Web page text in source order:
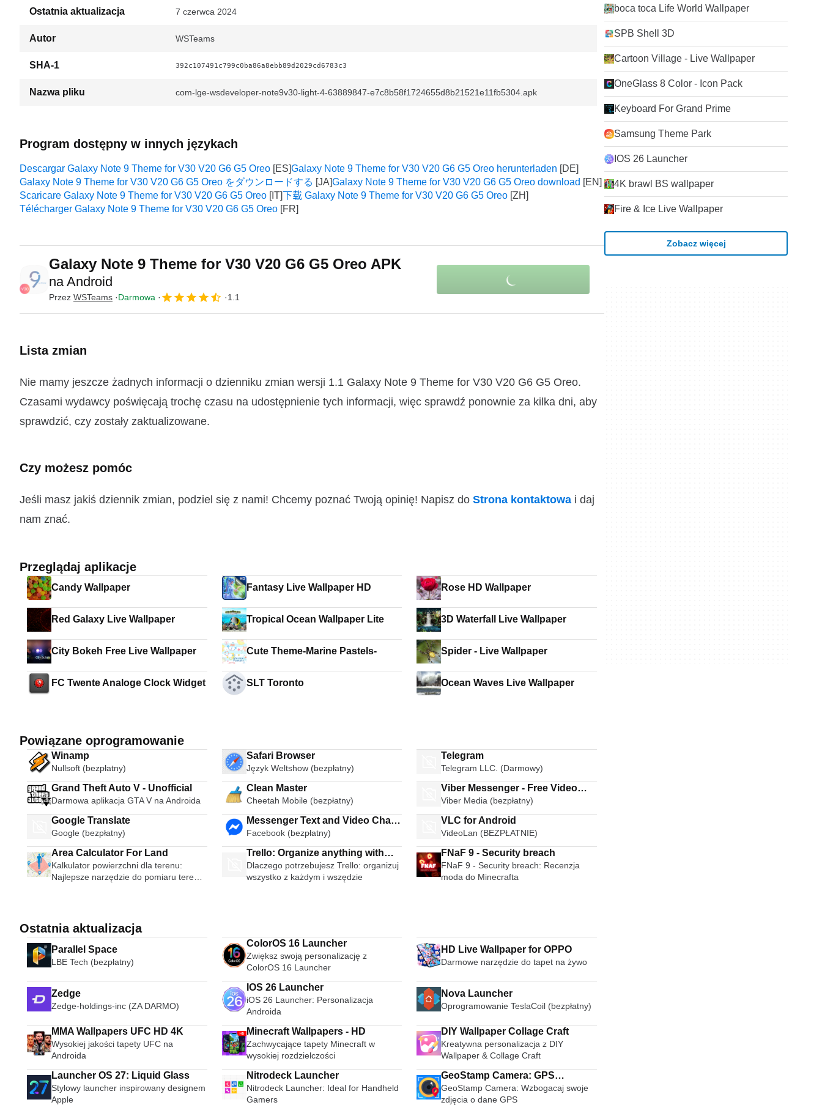
Ostatnia aktualizacja 7 czerwca 2024
Autor WSTeams
SHA-1 392c107491c799c0ba86a8ebb89d2029cd6783c3
Nazwa pliku com-lge-wsdeveloper-note9v30-light-4-63889847-e7c8b58f1724655d8b21521e11fb5304.apk
Program dostępny w innych językach
Descargar Galaxy Note 9 Theme for V30 V20 G6 G5 Oreo
Galaxy Note 9 Theme for V30 V20 G6 G5 Oreo herunterladen
Galaxy Note 9 Theme for V30 V20 G6 G5 Oreo をダウンロードする
Galaxy Note 9 Theme for V30 V20 G6 G5 Oreo download
Scaricare Galaxy Note 9 Theme for V30 V20 G6 G5 Oreo
下载 Galaxy Note 9 Theme for V30 V20 G6 G5 Oreo
Télécharger Galaxy Note 9 Theme for V30 V20 G6 G5 Oreo
Galaxy Note 9 Theme for V30 V20 G6 G5 Oreo APK
na Android
Przez WSTeams Darmowa 1.1
Lista zmian
Nie mamy jeszcze żadnych informacji o dzienniku zmian wersji 1.1 Galaxy Note 9 Theme for V30 V20 G6 G5 Oreo.
Czasami wydawcy poświęcają trochę czasu na udostępnienie tych informacji, więc sprawdź ponownie za kilka dni, aby
sprawdzić, czy zostały zaktualizowane.
Czy możesz pomóc
Jeśli masz jakiś dziennik zmian, podziel się z nami! Chcemy poznać Twoją opinię! Napisz do Strona kontaktowa i daj
nam znać.
Przeglądaj aplikacje
Candy Wallpaper Fantasy Live Wallpaper HD Rose HD Wallpaper
Red Galaxy Live Wallpaper Tropical Ocean Wallpaper Lite 3D Waterfall Live Wallpaper
City Bokeh Free Live Wallpaper Cute Theme-Marine Pastels- Spider - Live Wallpaper
FC Twente Analoge Clock Widget SLT Toronto Ocean Waves Live Wallpaper
Powiązane oprogramowanie
Winamp
Nullsoft (bezpłatny)
Safari Browser
Język Weltshow (bezpłatny)
Telegram
Telegram LLC. (Darmowy)
Grand Theft Auto V - Unofficial
Darmowa aplikacja GTA V na Androida
Clean Master
Cheetah Mobile (bezpłatny)
Viber Messenger - Free Video
Calls Group Chats
Viber Media (bezpłatny)
Google Translate
Google (bezpłatny)
Messenger Text and Video Chat
for Free
Facebook (bezpłatny)
VLC for Android
VideoLan (BEZPŁATNIE)
Area Calculator For Land
Kalkulator powierzchni dla terenu:
Najlepsze narzędzie do pomiaru terenu
Trello: Organize anything with
anyone anywhere
Dlaczego potrzebujesz Trello: organizuj
wszystko z każdym i wszędzie
FNaF 9 - Security breach
FNaF 9 - Security breach: Recenzja
moda do Minecrafta
Ostatnia aktualizacja
Parallel Space
LBE Tech (bezpłatny)
ColorOS 16 Launcher
Zwiększ swoją personalizację z
ColorOS 16 Launcher
HD Live Wallpaper for OPPO
Darmowe narzędzie do tapet na żywo
Zedge
Zedge-holdings-inc (ZA DARMO)
IOS 26 Launcher
iOS 26 Launcher: Personalizacja
Androida
Nova Launcher
Oprogramowanie TeslaCoil (bezpłatny)
MMA Wallpapers UFC HD 4K
Wysokiej jakości tapety UFC na
Androida
Minecraft Wallpapers - HD
Zachwycające tapety Minecraft w
wysokiej rozdzielczości
DIY Wallpaper Collage Craft
Kreatywna personalizacja z DIY
Wallpaper & Collage Craft
Launcher OS 27: Liquid Glass
Stylowy launcher inspirowany designem
Apple
Nitrodeck Launcher
Nitrodeck Launcher: Ideal for Handheld
Gamers
GeoStamp Camera: GPS
Timestamp
GeoStamp Camera: Wzbogacaj swoje
zdjęcia o dane GPS
boca toca Life World Wallpaper
SPB Shell 3D
Cartoon Village - Live Wallpaper
OneGlass 8 Color - Icon Pack
Keyboard For Grand Prime
Samsung Theme Park
IOS 26 Launcher
4K brawl BS wallpaper
Fire & Ice Live Wallpaper
Zobacz więcej